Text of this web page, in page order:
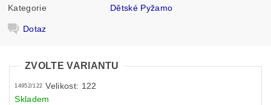
Kategorie Dětské Pyžamo
Dotaz
ZVOLTE VARIANTU
14952/122 Velikost: 122
Skladem